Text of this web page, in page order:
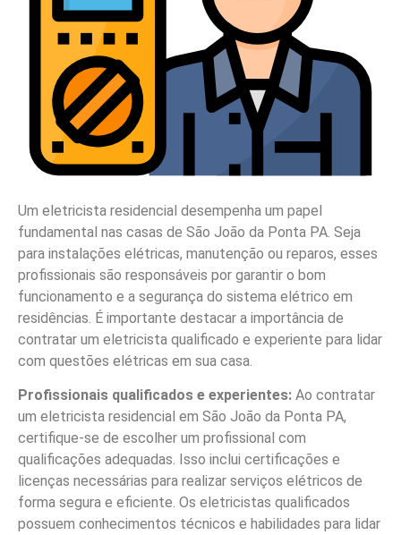
Um eletricista residencial desempenha um papel
fundamental nas casas de São João da Ponta PA. Seja
para instalações elétricas, manutenção ou reparos, esses
profissionais são responsáveis por garantir o bom
funcionamento e a segurança do sistema elétrico em
residências. É importante destacar a importância de
contratar um eletricista qualificado e experiente para lidar
com questões elétricas em sua casa.
Profissionais qualificados e experientes: Ao contratar
um eletricista residencial em São João da Ponta PA,
certifique-se de escolher um profissional com
qualificações adequadas. Isso inclui certificações e
licenças necessárias para realizar serviços elétricos de
forma segura e eficiente. Os eletricistas qualificados
possuem conhecimentos técnicos e habilidades para lidar